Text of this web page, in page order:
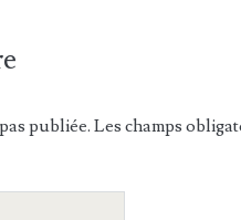
publiée. Les champs